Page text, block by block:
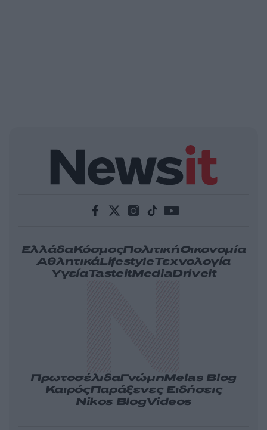
ΕλλάδαΚόσμοςΠολιτικήΟικονομία
ΑθλητικάLifestyleΤεχνολογία
ΥγείαTasteitMediaDriveit
ΠρωτοσέλιδαΓνώμηMelas Blog
ΚαιρόςΠαράξενες Ειδήσεις
Nikos BlogVideos